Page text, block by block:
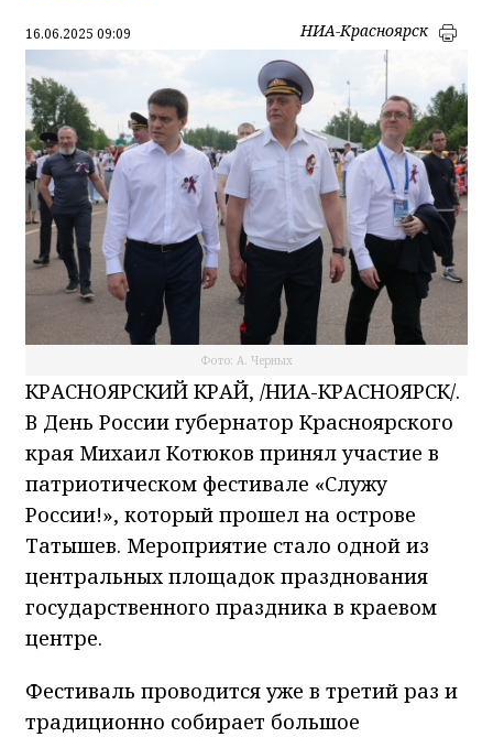
16.06.2025 09:09 НИА-Красноярск
Фото: А. Черных
КРАСНОЯРСКИЙ КРАЙ, /НИА-КРАСНОЯРСК/.
В День России губернатор Красноярского
края Михаил Котюков принял участие в
патриотическом фестивале «Служу
России!», который прошел на острове
Татышев. Мероприятие стало одной из
центральных площадок празднования
государственного праздника в краевом
центре.
Фестиваль проводится уже в третий раз и
традиционно собирает большое